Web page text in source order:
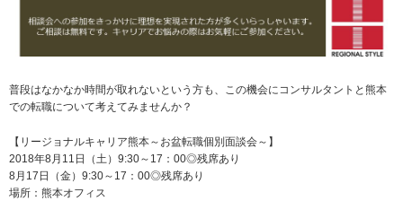
普段はなかなか時間が取れないという方も、この機会にコンサルタントと熊本
での転職について考えてみませんか？
【リージョナルキャリア熊本～お盆転職個別面談会～】
2018年8月11日（土）9:30～17：00◎残席あり
8月17日（金）9:30～17：00◎残席あり
場所：熊本オフィス